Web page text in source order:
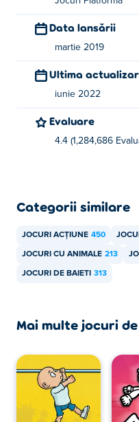
Data lansării
martie 2019
Ultima
iunie 2022
Evaluare
4.4 (1,284,686
Categorii similare
JOCURI ACȚIUNE 450
JOCURI CU ANIMALE 213
JOCURI DE BAIETI 313
Mai multe jocuri